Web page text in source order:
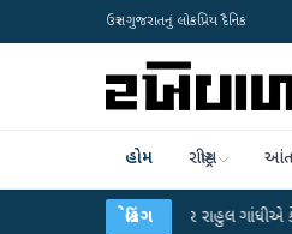
ઉત્તર ગુજરાતનું લોકપ્રિય દૈનિક
હોમ રાષ્ટ્રીય
બ્રેકિંગ
આરોપો પર રાહુલ ગાંધીએ કેન્દ્ર પર પ્રહાર કર્યા